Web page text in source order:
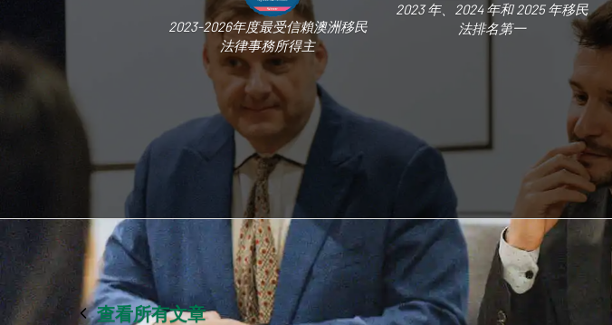
2023-2026年度最受信賴澳洲移民
法律事務所得主
2023 年、2024 年和 2025 年移民
法排名第一
查看所有文章